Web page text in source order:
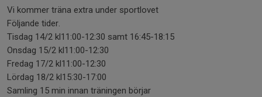
Vi kommer träna extra under sportlovet
Följande tider.
Tisdag 14/2 kl11:00-12:30 samt 16:45-18:15
Onsdag 15/2 kl11:00-12:30
Fredag 17/2 kl11:00-12:30
Lördag 18/2 kl15:30-17:00
Samling 15 min innan träningen börjar